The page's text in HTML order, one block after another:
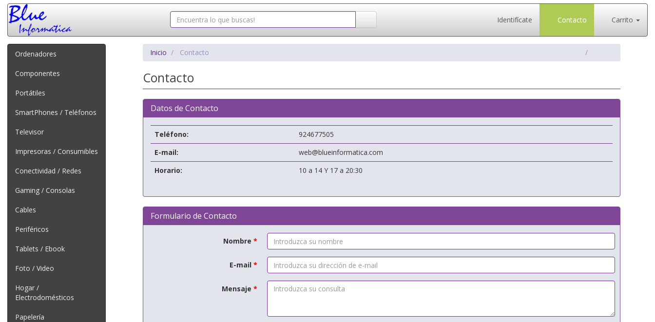
Identifícate Contacto Carrito
Ordenadores
Componentes
Portátiles
SmartPhones / Teléfonos
Televisor
Impresoras / Consumibles
Conectividad / Redes
Gaming / Consolas
Cables
Periféricos
Tablets / Ebook
Foto / Video
Hogar /
Electrodomésticos
Papelería
Inicio Contacto
Contacto
Datos de Contacto
Teléfono:
924677505
E-mail:
web@blueinformatica.com
Horario:
10 a 14 Y 17 a 20:30
Formulario de Contacto
Nombre*
E-mail*
Mensaje*